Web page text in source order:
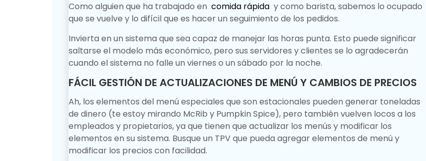
Como alguien que ha trabajado en comida rápida y como barista, sabemos lo ocupado
que se vuelve y lo difícil que es hacer un seguimiento de los pedidos.
Invierta en un sistema que sea capaz de manejar las horas punta. Esto puede significar
saltarse el modelo más económico, pero sus servidores y clientes se lo agradecerán
cuando el sistema no falle un viernes o un sábado por la noche.
FÁCIL GESTIÓN DE ACTUALIZACIONES DE MENÚ Y CAMBIOS DE PRECIOS
Ah, los elementos del menú especiales que son estacionales pueden generar toneladas
de dinero (te estoy mirando McRib y Pumpkin Spice), pero también vuelven locos a los
empleados y propietarios, ya que tienen que actualizar los menús y modificar los
elementos en su sistema. Busque un TPV que pueda agregar elementos de menú y
modificar los precios con facilidad.